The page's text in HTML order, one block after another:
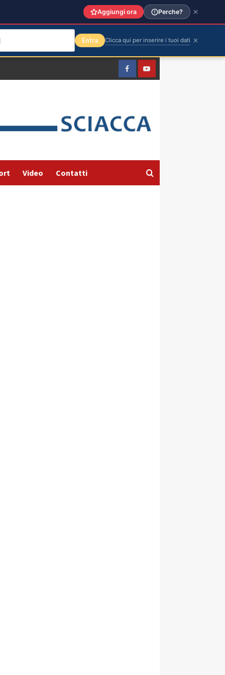
FacebookYountube
Video Contatti
Aggiungi ora Perche?
Entra Clicca qui per inserire i tuoi dati